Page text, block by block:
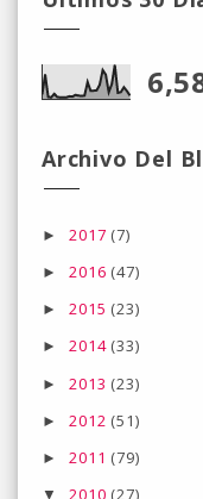
Archivo Del
►2017 (7)
►2016 (47)
►2015 (23)
►2014 (33)
►2013 (23)
►2012 (51)
►2011 (79)
▼2010 (27)